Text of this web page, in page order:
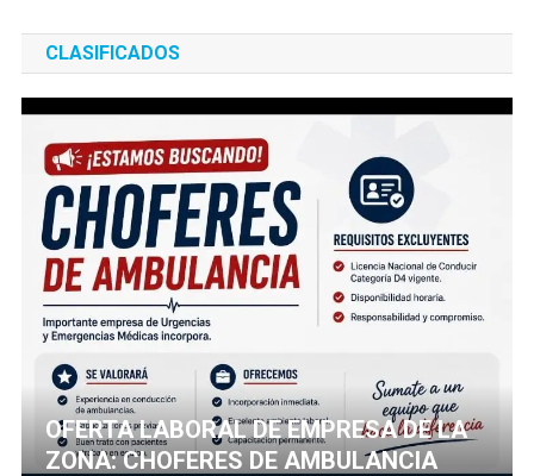
CLASIFICADOS
OFERTA LABORAL DE EMPRESA DE LA
ZONA: CHOFERES DE AMBULANCIA